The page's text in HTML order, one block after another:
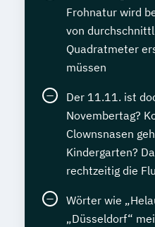
Frohnatur wird
von
Quadratmeter
müssen
Der 11.11. ist
Novembertag?
Clownsnasen
Kindergarten?
rechtzeitig die
Wörter wie
„Düsseldorf“